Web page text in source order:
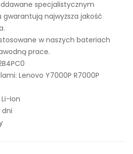
specjalistycznym
najwyższa jakość
w naszych bateriach
prace.
Lenovo Y7000P R7000P
Ion